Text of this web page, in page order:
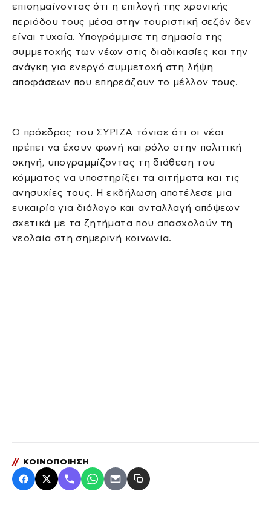
επισημαίνοντας ότι η επιλογή της χρονικής
περιόδου τους μέσα στην τουριστική σεζόν δεν
είναι τυχαία. Υπογράμμισε τη σημασία της
συμμετοχής των νέων στις διαδικασίες και την
ανάγκη για ενεργό συμμετοχή στη λήψη
αποφάσεων που επηρεάζουν το μέλλον τους.
Ο πρόεδρος του ΣΥΡΙΖΑ τόνισε ότι οι νέοι
πρέπει να έχουν φωνή και ρόλο στην πολιτική
σκηνή, υπογραμμίζοντας τη διάθεση του
κόμματος να υποστηρίξει τα αιτήματα και τις
ανησυχίες τους. Η εκδήλωση αποτέλεσε μια
ευκαιρία για διάλογο και ανταλλαγή απόψεων
σχετικά με τα ζητήματα που απασχολούν τη
νεολαία στη σημερινή κοινωνία.
// ΚΟΙΝΟΠΟΙΗΣΗ